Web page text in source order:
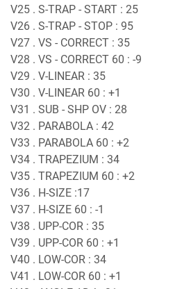
V25 . S-TRAP - START : 25
V26 . S-TRAP - STOP : 95
V27 . VS - CORRECT : 35
V28 . VS - CORRECT 60 : -9
V29 . V-LINEAR : 35
V30 . V-LINEAR 60 : +1
V31 . SUB - SHP OV : 28
V32 . PARABOLA : 42
V33 . PARABOLA 60 : +2
V34 . TRAPEZIUM : 34
V35 . TRAPEZIUM 60 : +2
V36 . H-SIZE :17
V37 . H-SIZE 60 : -1
V38 . UPP-COR : 35
V39 . UPP-COR 60 : +1
V40 . LOW-COR : 34
V41 . LOW-COR 60 : +1